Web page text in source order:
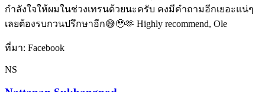
กำลังใจให้ผมในช่วงเทรนด้วยนะครับ คงมีคำถามอีกเยอะแน่ๆ
เลยต้องรบกวนปรึกษาอีก😅🥹🫶 Highly recommend, Ole
ที่มา: Facebook
NS